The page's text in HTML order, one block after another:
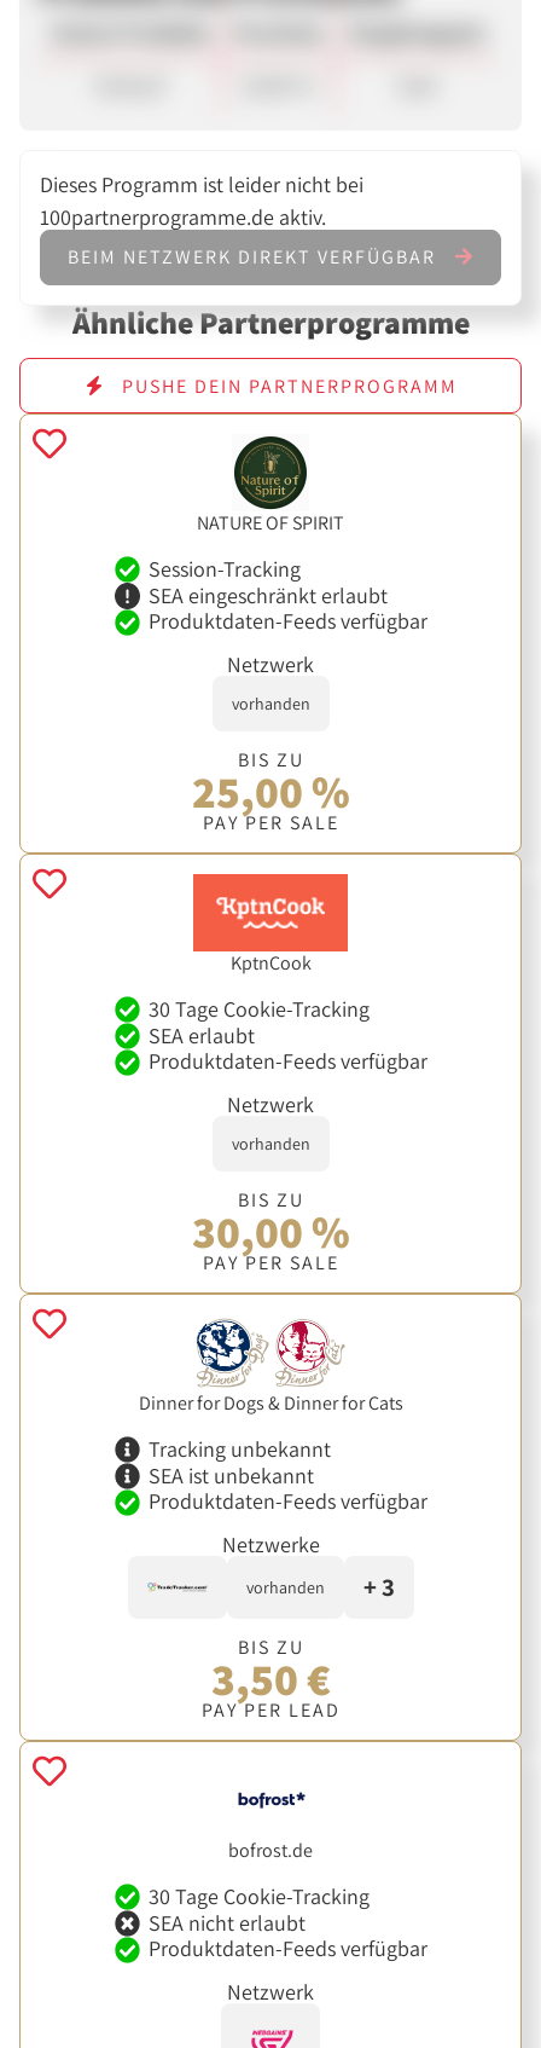
Dieses Programm ist leider nicht bei
100partnerprogramme.de aktiv.
BEIM NETZWERK DIREKT VERFÜGBAR
Ähnliche Partnerprogramme
PUSHE DEIN PARTNERPROGRAMM
NATURE OF SPIRIT
Session-Tracking
SEA eingeschränkt erlaubt
Produktdaten-Feeds verfügbar
Netzwerk
vorhanden
BIS ZU
25,00 %
PAY PER SALE
KptnCook
30 Tage Cookie-Tracking
SEA erlaubt
Produktdaten-Feeds verfügbar
Netzwerk
vorhanden
BIS ZU
30,00 %
PAY PER SALE
Dinner for Dogs & Dinner for Cats
Tracking unbekannt
SEA ist unbekannt
Produktdaten-Feeds verfügbar
Netzwerke
vorhanden + 3
BIS ZU
3,50 €
PAY PER LEAD
bofrost.de
30 Tage Cookie-Tracking
SEA nicht erlaubt
Produktdaten-Feeds verfügbar
Netzwerk